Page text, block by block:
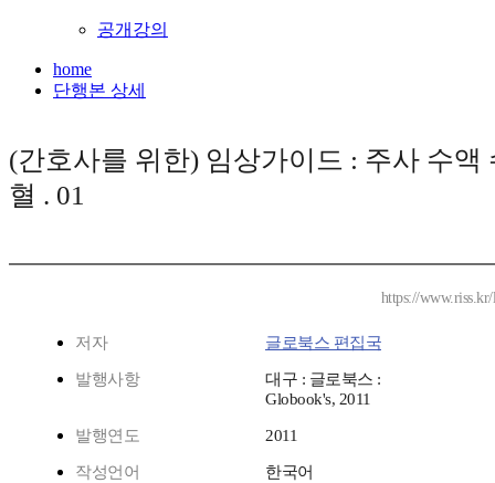
공개강의
home
단행본 상세
(간호사를 위한) 임상가이드 : 주사 수액
혈 . 01
https://
저자 글로북스 편집국
발행사항
대구 : 글로북스 :
Globook's, 2011
발행연도 2011
작성언어 한국어